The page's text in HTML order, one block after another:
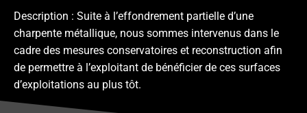
Description : Suite à l’effondrement partielle d’une
charpente métallique, nous sommes intervenus dans le
cadre des mesures conservatoires et reconstruction afin
de permettre à l’exploitant de bénéficier de ces surfaces
d’exploitations au plus tôt.